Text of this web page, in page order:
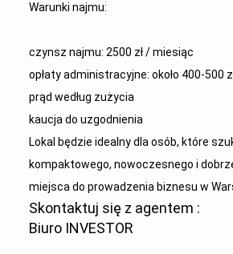
Warunki najmu:
czynsz najmu: 2500 zł / miesiąc
opłaty administracyjne: około 400-500
prąd według zużycia
kaucja do uzgodnienia
Lokal będzie idealny dla osób, które
kompaktowego, nowoczesnego i
miejsca do prowadzenia biznesu w
Skontaktuj się z agentem :
Biuro INVESTOR